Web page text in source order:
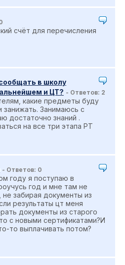
счёт для перечисления
в школу
и ЦТ? - Ответов: 2
какие предметы буду
занижать. Занимаюсь с
достаточно знаний .
на все три этапа РТ
- Ответов: 0
году я поступаю в
год и мне там не
не забирая документы из
результаты цт меня
документы из старого
с новыми сертификатами?И
то выплачивать потом?